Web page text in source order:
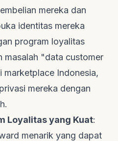
mereka dan
identitas mereka
program loyalitas
masalah "data customer
marketplace Indonesia,
mereka dengan
.
Loyalitas yang Kuat:
menarik yang dapat